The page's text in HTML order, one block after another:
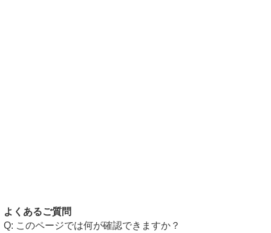
よくあるご質問
このページでは何が確認できますか？